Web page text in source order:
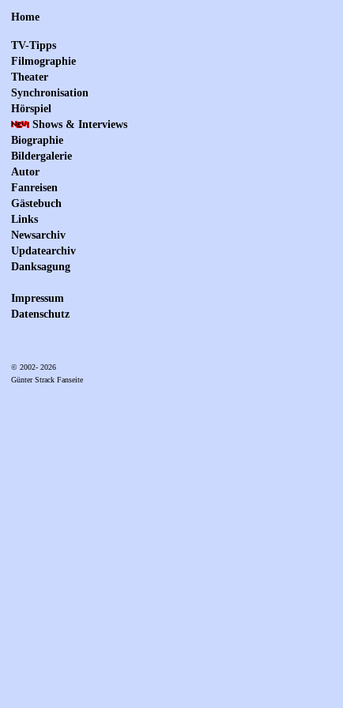
Home
TV-Tipps
Filmographie
Theater
Synchronisation
Hörspiel
Shows & Interviews
Biographie
Bildergalerie
Autor
Fanreisen
Gästebuch
Links
Newsarchiv
Updatearchiv
Danksagung
Impressum
Datenschutz
© 2002- 2026
Günter Strack Fanseite